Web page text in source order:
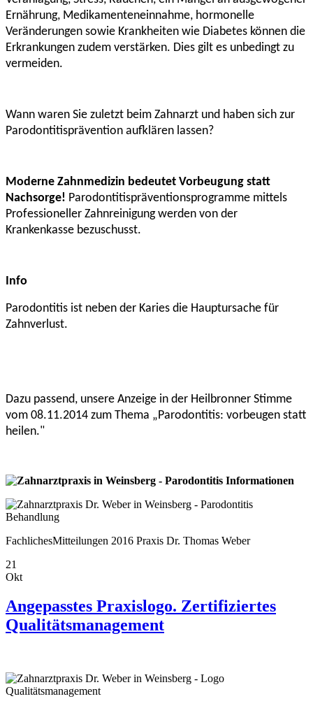
Ernährung, Medikamenteneinnahme, hormonelle
Veränderungen sowie Krankheiten wie Diabetes können die
Erkrankungen zudem verstärken. Dies gilt es unbedingt zu
vermeiden.
Wann waren Sie zuletzt beim Zahnarzt und haben sich zur
Parodontitisprävention aufklären lassen?
Moderne Zahnmedizin bedeutet Vorbeugung statt
Nachsorge! Parodontitispräventionsprogramme mittels
Professioneller Zahnreinigung werden von der
Krankenkasse bezuschusst.
Info
Parodontitis ist neben der Karies die Hauptursache für
Zahnverlust.
Dazu passend, unsere Anzeige in der Heilbronner Stimme
vom 08.11.2014 zum Thema „Parodontitis: vorbeugen statt
heilen."
FachlichesMitteilungen 2016 Praxis Dr. Thomas Weber
21
Okt
Angepasstes Praxislogo. Zertifiziertes
Qualitätsmanagement